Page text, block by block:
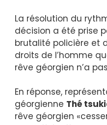
La résolution du
décision a été prise
brutalité policière et
droits de l’homme
rêve géorgien n’a
En réponse,
géorgienne Thé
rêve géorgien